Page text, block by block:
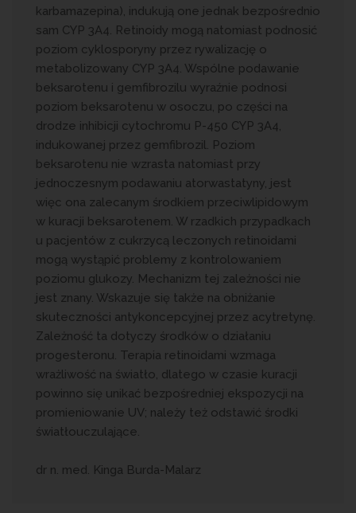
karbamazepina), indukują one jednak bezpośrednio
sam CYP 3A4. Retinoidy mogą natomiast podnosić
poziom cyklosporyny przez rywalizację o
metabolizowany CYP 3A4. Wspólne podawanie
beksarotenu i gemfibrozilu wyraźnie podnosi
poziom beksarotenu w osoczu, po części na
drodze inhibicji cytochromu P-450 CYP 3A4,
indukowanej przez gemfibrozil. Poziom
beksarotenu nie wzrasta natomiast przy
jednoczesnym podawaniu atorwastatyny, jest
więc ona zalecanym środkiem przeciwlipidowym
w kuracji beksarotenem. W rzadkich przypadkach
u pacjentów z cukrzycą leczonych retinoidami
mogą wystąpić problemy z kontrolowaniem
poziomu glukozy. Mechanizm tej zależności nie
jest znany. Wskazuje się także na obniżanie
skuteczności antykoncepcyjnej przez acytretynę.
Zależność ta dotyczy środków o działaniu
progesteronu. Terapia retinoidami wzmaga
wrażliwość na światło, dlatego w czasie kuracji
powinno się unikać bezpośredniej ekspozycji na
promieniowanie UV; należy też odstawić środki
światłouczulające.
dr n. med. Kinga Burda-Malarz